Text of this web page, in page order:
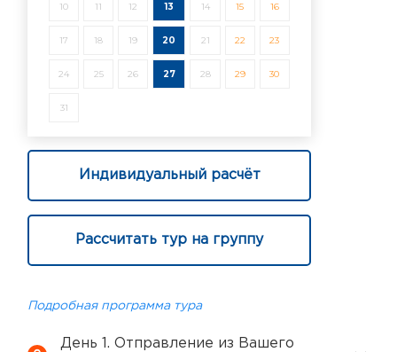
10 11 12 13 14 15 16
17 18 19 20 21 22 23
24 25 26 27 28 29 30
31
Индивидуальный расчёт
Рассчитать тур на группу
Подробная программа тура
День 1. Отправление из Вашего